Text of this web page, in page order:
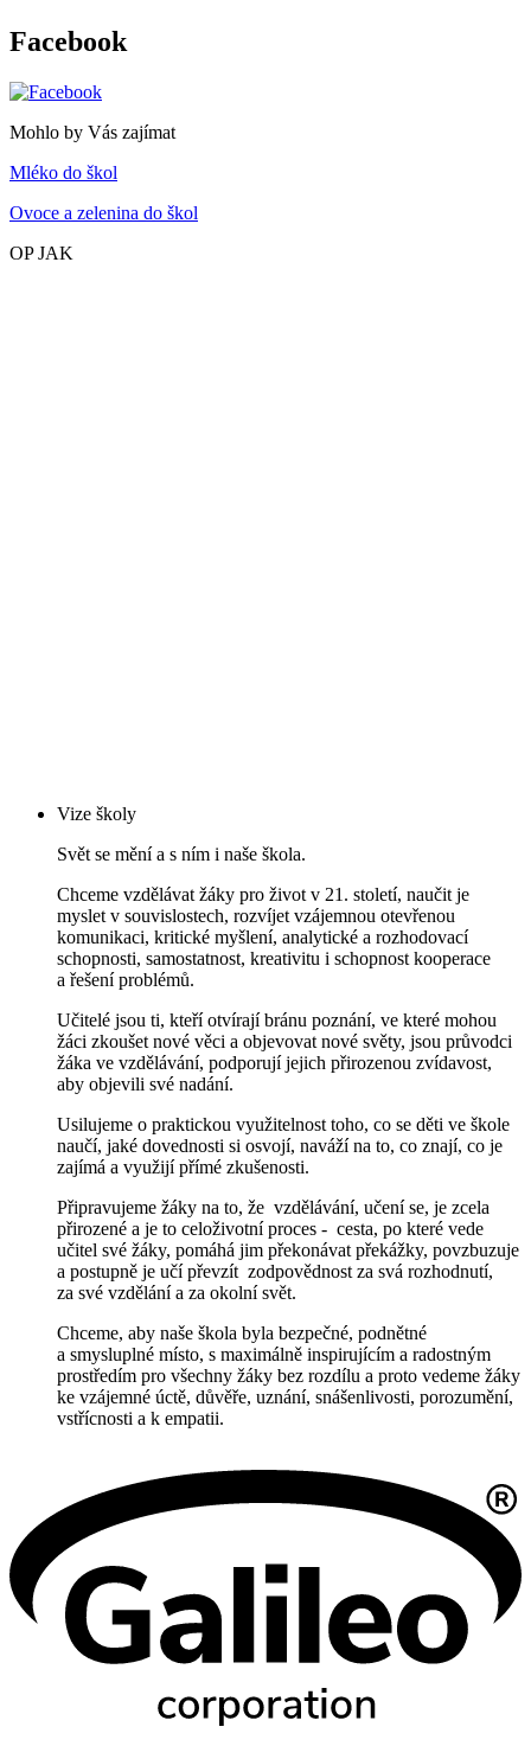
Facebook
Mohlo by Vás zajímat
Mléko do škol
Ovoce a zelenina do škol
OP JAK
Vize školy
Svět se mění a s ním i naše škola.
Chceme vzdělávat žáky pro život v 21. století, naučit je
myslet v souvislostech, rozvíjet vzájemnou otevřenou
komunikaci, kritické myšlení, analytické a rozhodovací
schopnosti, samostatnost, kreativitu i schopnost kooperace
a řešení problémů.
Učitelé jsou ti, kteří otvírají bránu poznání, ve které mohou
žáci zkoušet nové věci a objevovat nové světy, jsou průvodci
žáka ve vzdělávání, podporují jejich přirozenou zvídavost,
aby objevili své nadání.
Usilujeme o praktickou využitelnost toho, co se děti ve škole
naučí, jaké dovednosti si osvojí, naváží na to, co znají, co je
zajímá a využijí přímé zkušenosti.
Připravujeme žáky na to, že vzdělávání, učení se, je zcela
přirozené a je to celoživotní proces - cesta, po které vede
učitel své žáky, pomáhá jim překonávat překážky, povzbuzuje
a postupně je učí převzít zodpovědnost za svá rozhodnutí,
za své vzdělání a za okolní svět.
Chceme, aby naše škola byla bezpečné, podnětné
a smysluplné místo, s maximálně inspirujícím a radostným
prostředím pro všechny žáky bez rozdílu a proto vedeme žáky
ke vzájemné úctě, důvěře, uznání, snášenlivosti, porozumění,
vstřícnosti a k empatii.